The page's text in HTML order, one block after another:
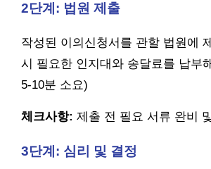
2단계: 법원 제출
작성된 이의신청서를 관할 법원에
시 필요한 인지대와 송달료를 납부
5-10분 소요)
체크사항: 제출 전 필요 서류 완비
3단계: 심리 및 결정